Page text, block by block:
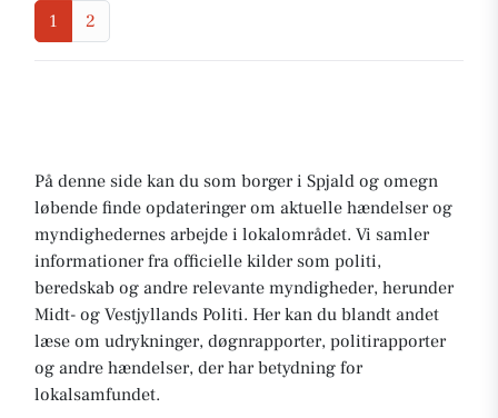
1 2
På denne side kan du som borger i Spjald og omegn
løbende finde opdateringer om aktuelle hændelser og
myndighedernes arbejde i lokalområdet. Vi samler
informationer fra officielle kilder som politi,
beredskab og andre relevante myndigheder, herunder
Midt- og Vestjyllands Politi. Her kan du blandt andet
læse om udrykninger, døgnrapporter, politirapporter
og andre hændelser, der har betydning for
lokalsamfundet.